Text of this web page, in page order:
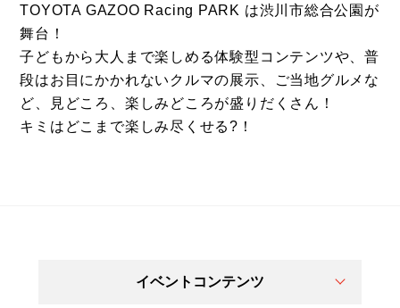
TOYOTA GAZOO Racing PARK は渋川市総合公園が
舞台！
子どもから大人まで楽しめる体験型コンテンツや、普
段はお目にかかれないクルマの展示、ご当地グルメな
ど、見どころ、楽しみどころが盛りだくさん！
キミはどこまで楽しみ尽くせる?！
イベントコンテンツ